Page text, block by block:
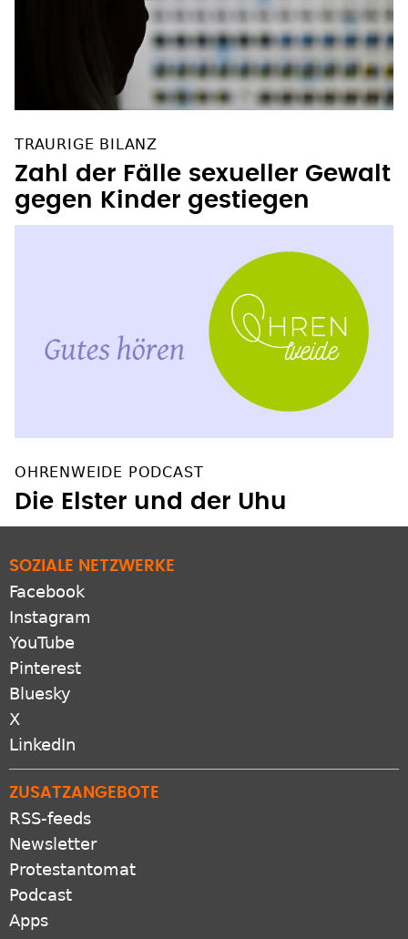
TRAURIGE BILANZ
Zahl der Fälle sexueller Gewalt
gegen Kinder gestiegen
OHRENWEIDE PODCAST
Die Elster und der Uhu
SOZIALE NETZWERKE
Facebook
Instagram
YouTube
Pinterest
Bluesky
X
LinkedIn
ZUSATZANGEBOTE
RSS-feeds
Newsletter
Protestantomat
Podcast
Apps